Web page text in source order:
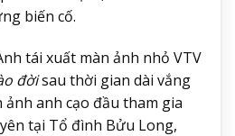
biến cố.
tái xuất màn ảnh nhỏ VTV
đờisau thời gian dài vắng
ảnh anh cạo đầu tham gia
tại Tổ đình Bửu Long,